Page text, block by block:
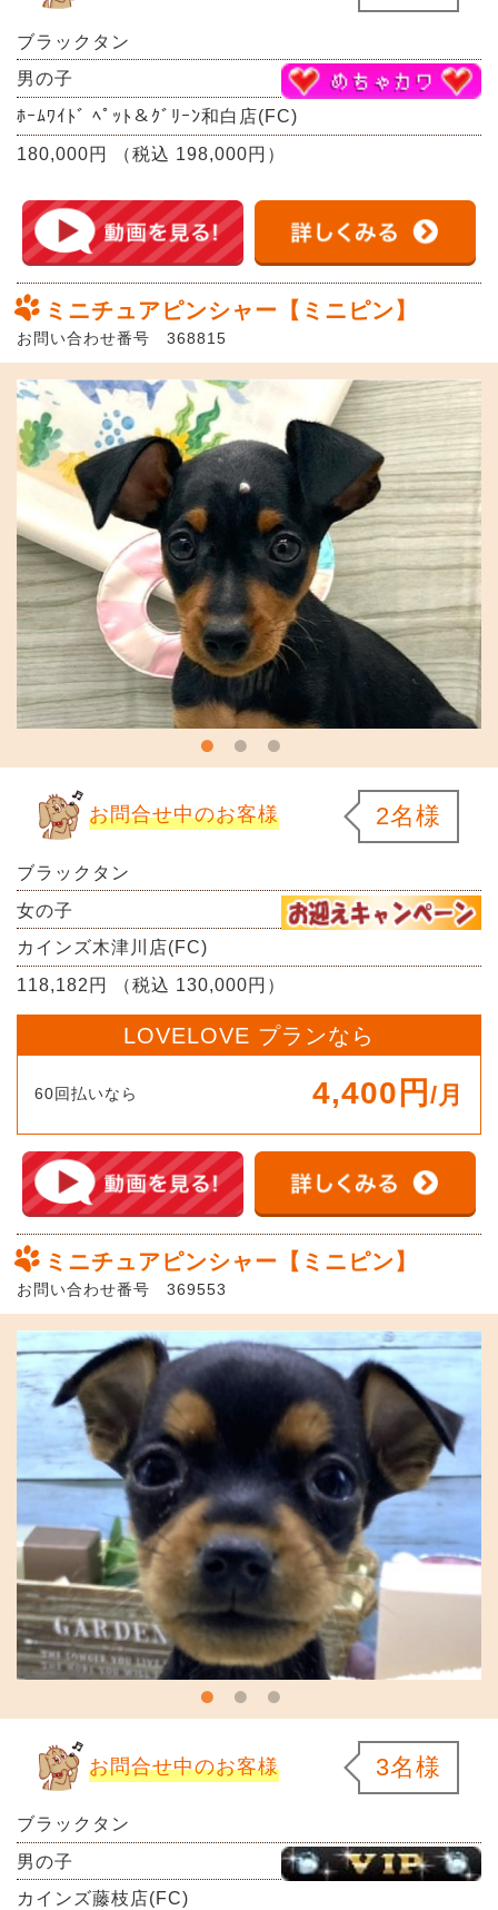
ブラックタン
男の子
ﾎｰﾑﾜｲﾄﾞ ﾍﾟｯﾄ＆ｸﾞﾘｰﾝ和白店(FC)
180,000円 （税込 198,000円）
ミニチュアピンシャー【ミニピン】
お問い合わせ番号 368815
お問合せ中のお客様 2名様
ブラックタン
女の子
カインズ木津川店(FC)
118,182円 （税込 130,000円）
LOVELOVE プランなら
60回払いなら 4,400円 /月
ミニチュアピンシャー【ミニピン】
お問い合わせ番号 369553
お問合せ中のお客様 3名様
ブラックタン
男の子
カインズ藤枝店(FC)